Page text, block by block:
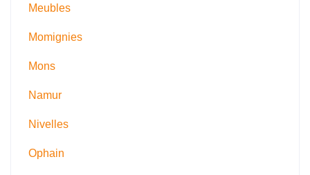
Meubles
Momignies
Mons
Namur
Nivelles
Ophain